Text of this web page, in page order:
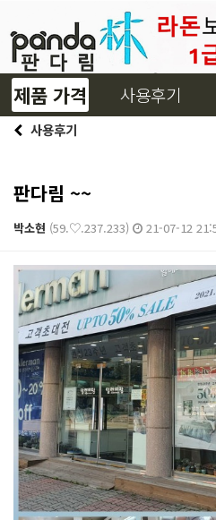
제품 가격 사용후기
사용후기
판다림 ~~
박소현 (59.♡.237.233) 21-07-12
본문